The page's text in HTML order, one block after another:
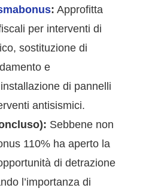
: Approfitta
per interventi di
sostituzione di
e
di pannelli
antisismici.
Sebbene non
110% ha aperto la
di detrazione
l’importanza di